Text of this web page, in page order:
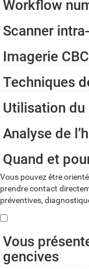
Workflow
Scanner
Imagerie
Techniques
Utilisation du
Analyse de
Quand et
Vous pouvez être
prendre contact
préventives,
Vous
gencives